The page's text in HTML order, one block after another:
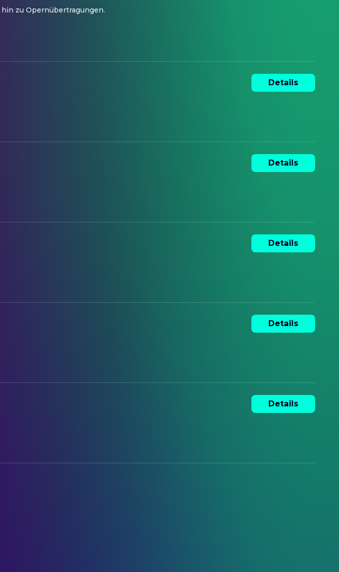
zu Opernübertragungen.
Details
Details
Details
Details
Details